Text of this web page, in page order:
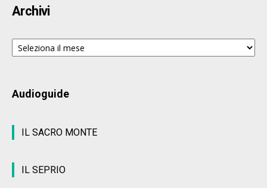
Archivi
Archivi
Audioguide
IL SACRO MONTE
IL SEPRIO